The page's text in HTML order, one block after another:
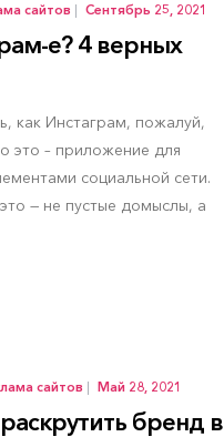
сайтов | Сентябрь 25, 2021
е? 4 верных
как Инстаграм, пожалуй,
это – приложение для
социальной сети.
— не пустые домыслы, а
сайтов | Май 28, 2021
бренд в